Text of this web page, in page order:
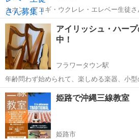
カホン・アコギ・ウクレレ・エレベー生徒
ですが ・カホン ・アコースティックギター
レ の教室を開いております。個別ではなく
の楽器でレンタル...
兵庫 姫路市 手柄駅 カ
アイリッシュ・ハー
中！
フラワータウン駅
年齢問わず始められて、楽しめる楽器、小
んか？ 音楽療法にも優れた効果の認められ
人も癒される稀有な楽器です。音量も控えめ
し。 グレースハープ・インターナショナ...
兵庫 三田市 フラワータウン駅
姫路で沖縄三線教室
姫路市